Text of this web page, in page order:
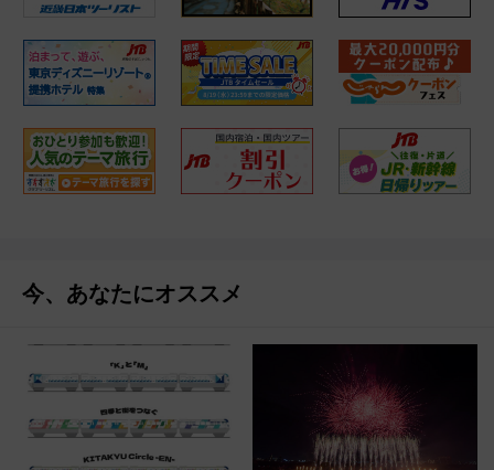
今、あなたにオススメ